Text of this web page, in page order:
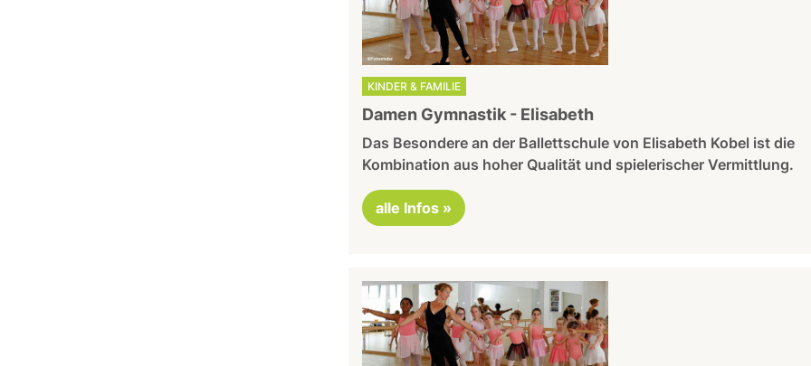
KINDER & FAMILIE
Damen Gymnastik - Elisabeth
Das Besondere an der Ballettschule von Elisabeth Kobel ist die
Kombination aus hoher Qualität und spielerischer Vermittlung.
alle Infos »